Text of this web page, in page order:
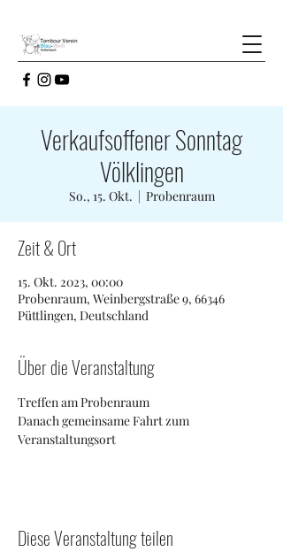
Verkaufsoffener Sonntag
Völklingen
So., 15. Okt.
  |
Probenraum
Zeit & Ort
15. Okt. 2023, 00:00
Probenraum, Weinbergstraße 9, 66346
Püttlingen, Deutschland
Über die Veranstaltung
Treffen am Probenraum
Danach gemeinsame Fahrt zum
Veranstaltungsort
Diese Veranstaltung teilen